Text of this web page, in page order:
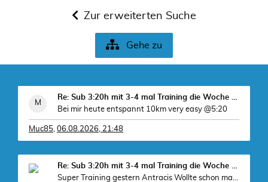
Zur erweiterten Suche
Gehe zu
Re: Sub 3:20h mit 3-4 mal Training die Woche machb
Bei mir heute entspannt 10km very easy @5:20
Muc85, 06.08.2026, 21:48
Re: Sub 3:20h mit 3-4 mal Training die Woche machb
Super Training gestern Antracis Wollte schon mal v